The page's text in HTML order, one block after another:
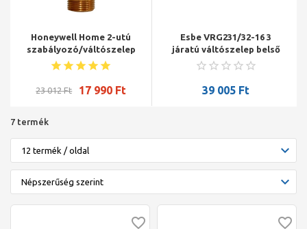
Honeywell Home 2-utú
szabályozó/váltószelep
kev. és osztó üzemre,
PN20, max 95°C, (kvs=5,7)
23 012 Ft 17 990 Ft
Esbe VRG231/32-16 3
járatú váltószelep belső
5/4"
39 005 Ft
7 termék